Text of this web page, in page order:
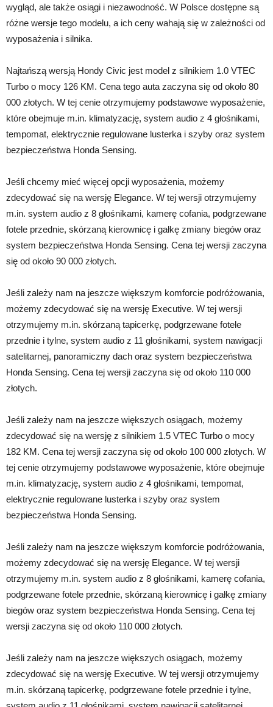
wygląd, ale także osiągi i niezawodność. W Polsce dostępne są
różne wersje tego modelu, a ich ceny wahają się w zależności od
wyposażenia i silnika.
Najtańszą wersją Hondy Civic jest model z silnikiem 1.0 VTEC
Turbo o mocy 126 KM. Cena tego auta zaczyna się od około 80
000 złotych. W tej cenie otrzymujemy podstawowe wyposażenie,
które obejmuje m.in. klimatyzację, system audio z 4 głośnikami,
tempomat, elektrycznie regulowane lusterka i szyby oraz system
bezpieczeństwa Honda Sensing.
Jeśli chcemy mieć więcej opcji wyposażenia, możemy
zdecydować się na wersję Elegance. W tej wersji otrzymujemy
m.in. system audio z 8 głośnikami, kamerę cofania, podgrzewane
fotele przednie, skórzaną kierownicę i gałkę zmiany biegów oraz
system bezpieczeństwa Honda Sensing. Cena tej wersji zaczyna
się od około 90 000 złotych.
Jeśli zależy nam na jeszcze większym komforcie podróżowania,
możemy zdecydować się na wersję Executive. W tej wersji
otrzymujemy m.in. skórzaną tapicerkę, podgrzewane fotele
przednie i tylne, system audio z 11 głośnikami, system nawigacji
satelitarnej, panoramiczny dach oraz system bezpieczeństwa
Honda Sensing. Cena tej wersji zaczyna się od około 110 000
złotych.
Jeśli zależy nam na jeszcze większych osiągach, możemy
zdecydować się na wersję z silnikiem 1.5 VTEC Turbo o mocy
182 KM. Cena tej wersji zaczyna się od około 100 000 złotych. W
tej cenie otrzymujemy podstawowe wyposażenie, które obejmuje
m.in. klimatyzację, system audio z 4 głośnikami, tempomat,
elektrycznie regulowane lusterka i szyby oraz system
bezpieczeństwa Honda Sensing.
Jeśli zależy nam na jeszcze większym komforcie podróżowania,
możemy zdecydować się na wersję Elegance. W tej wersji
otrzymujemy m.in. system audio z 8 głośnikami, kamerę cofania,
podgrzewane fotele przednie, skórzaną kierownicę i gałkę zmiany
biegów oraz system bezpieczeństwa Honda Sensing. Cena tej
wersji zaczyna się od około 110 000 złotych.
Jeśli zależy nam na jeszcze większych osiągach, możemy
zdecydować się na wersję Executive. W tej wersji otrzymujemy
m.in. skórzaną tapicerkę, podgrzewane fotele przednie i tylne,